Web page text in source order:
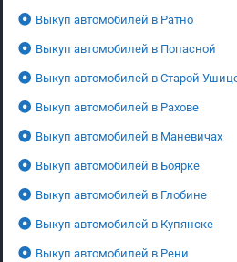
Выкуп автомобилей в Ратно
Выкуп автомобилей в Попасной
Выкуп автомобилей в Старой
Выкуп автомобилей в Рахове
Выкуп автомобилей в Маневичах
Выкуп автомобилей в Боярке
Выкуп автомобилей в Глобине
Выкуп автомобилей в Купянске
Выкуп автомобилей в Рени